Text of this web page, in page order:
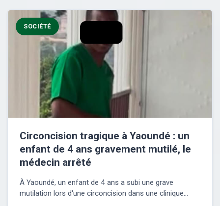
SOCIÉTÉ
Circoncision tragique à Yaoundé : un
enfant de 4 ans gravement mutilé, le
médecin arrêté
À Yaoundé, un enfant de 4 ans a subi une grave
mutilation lors d'une circoncision dans une clinique...